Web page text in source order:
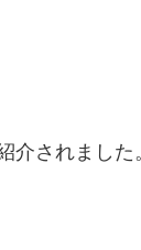
介されました